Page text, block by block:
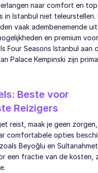
naar comfort en
in Istanbul niet teleurstellen.
vaak adembenemende
en premium
Four Seasons Istanbul aan
Palace Kempinski zijn prima
Beste voor
Reizigers
reist, maak je geen
comfortabele opties
Beyoğlu en
een fractie van de kosten,